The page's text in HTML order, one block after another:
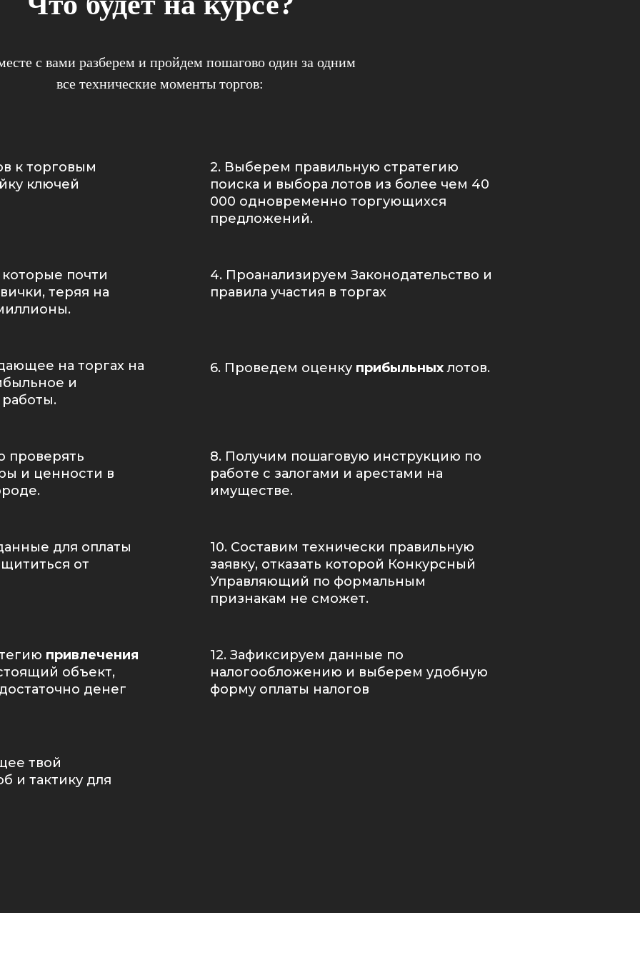
с вами разберем и пройдем пошагово один за одним
все технические моменты торгов:
к торговым
ключей
2. Выберем правильную стратегию
поиска и выбора лотов из более чем 40
000 одновременно торгующихся
предложений.
почти
теряя на
4. Проанализируем Законодательство и
правила участия в торгах
на торгах на
и
6. Проведем оценку прибыльныхлотов.
проверять
и ценности в
8. Получим пошаговую инструкцию по
работе с залогами и арестами на
имуществе.
для оплаты
от
10. Составим технически правильную
заявку, отказать которой Конкурсный
Управляющий по формальным
признакам не сможет.
привлечения
объект,
денег
12. Зафиксируем данные по
налогообложению и выберем удобную
форму оплаты налогов
твой
и тактику для